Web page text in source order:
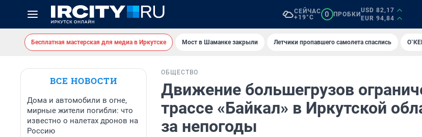
СЕЙЧАС
+19°C
0 ПРОБКИ
USD 82,17
EUR 94,84
Бесплатная мастерская для медиа в Иркутске Мост в Шаманке закрыли Летчики пропавшего самолета спаслись
ВСЕ НОВОСТИ
Дома и автомобили в огне,
мирные жители погибли: что
известно о налетах дронов на
Россию
ОБЩЕСТВО
Движение большегрузов
трассе «Байкал» в Иркутской
за непогоды